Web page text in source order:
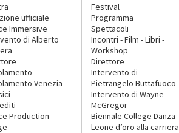
ufficiale
Immersive
di Alberto
Venezia
Production
Festival
Programma
Spettacoli
Incontri - Film - Libri -
Workshop
Direttore
Intervento di
Pietrangelo Buttafuoco
Intervento di Wayne
McGregor
Biennale College Danza
Leone d’oro alla carriera